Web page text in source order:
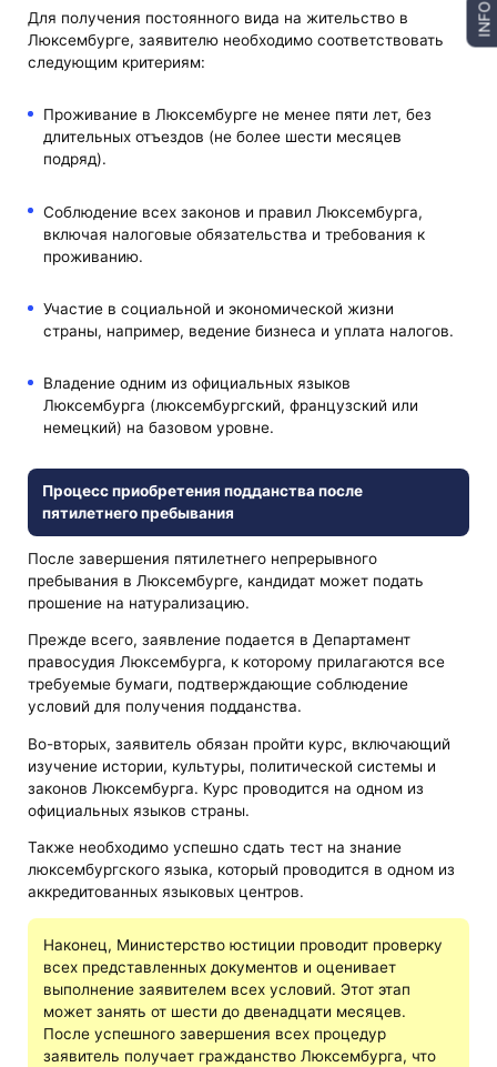
Для получения постоянного вида на жительство в
Люксембурге, заявителю необходимо соответствовать
следующим критериям:
Проживание в Люксембурге не менее пяти лет, без
длительных отъездов (не более шести месяцев
подряд).
Соблюдение всех законов и правил Люксембурга,
включая налоговые обязательства и требования к
проживанию.
Участие в социальной и экономической жизни
страны, например, ведение бизнеса и уплата налогов.
Владение одним из официальных языков
Люксембурга (люксембургский, французский или
немецкий) на базовом уровне.
Процесс приобретения подданства после
пятилетнего пребывания
После завершения пятилетнего непрерывного
пребывания в Люксембурге, кандидат может подать
прошение на натурализацию.
Прежде всего, заявление подается в Департамент
правосудия Люксембурга, к которому прилагаются все
требуемые бумаги, подтверждающие соблюдение
условий для получения подданства.
Во-вторых, заявитель обязан пройти курс, включающий
изучение истории, культуры, политической системы и
законов Люксембурга. Курс проводится на одном из
официальных языков страны.
Также необходимо успешно сдать тест на знание
люксембургского языка, который проводится в одном из
аккредитованных языковых центров.
Наконец, Министерство юстиции проводит проверку
всех представленных документов и оценивает
выполнение заявителем всех условий. Этот этап
может занять от шести до двенадцати месяцев.
После успешного завершения всех процедур
заявитель получает гражданство Люксембурга, что
INFO